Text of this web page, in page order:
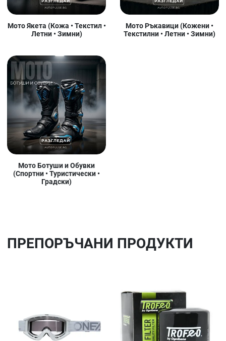
Мото Якета (Кожа • Текстил •
Летни • Зимни)
Мото Ръкавици (Кожени •
Текстилни • Летни • Зимни)
Мото Ботуши и Обувки
(Спортни • Туристически •
Градски)
ПРЕПОРЪЧАНИ ПРОДУКТИ
Сравни продукт
Quick View